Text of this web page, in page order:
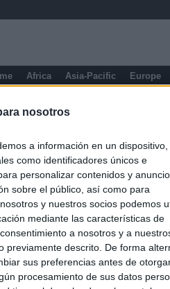
nosotros
a información en un dispositivo,
como identificadores únicos e
personalizar contenidos y
sobre el público, así como para
y nuestros socios podemos
mediante las características de
a nosotros y a
descrito. De forma
sus preferencias antes de
procesamiento de sus datos
Africa Asia-Pacific Europe